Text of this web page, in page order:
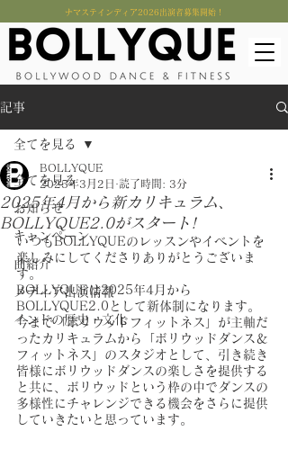
​ナマステインディア2026出演者募集開始！
記事
全てを見る
お知らせ
キャンペーン
曲紹介
メディア出演情報
インドの歴史・文化
全てを見る
2025年4月から新カリキュラム、
BOLLYQUE2.0がスタート!
BOLLYQUE
2025年3月2日
読了時間: 3分
いつもBOLLYQUEのレッスンやイベントを
楽しみにしてくださりありがとうございま
す。
BOLLYQUEは2025年4月から
BOLLYQUE2.0として新体制になります。
今まで「ボリウッドフィットネス」が主軸だ
ったカリキュラムから「ボリウッドダンス＆
フィットネス」のスタジオとして、引き続き
皆様にボリウッドダンスの楽しさを提供する
と共に、ボリウッドという枠の中でダンスの
多様性にチャレンジできる機会をさらに提供
していきたいと思っています。